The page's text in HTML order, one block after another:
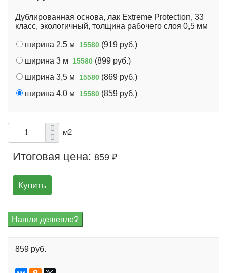
Дублированная основа, лак Extreme Protection, 33
класс, экологичный, толщина рабочего слоя 0,5 мм
ширина 2,5 м 15580 (919 руб.)
ширина 3 м
15580 (899 руб.)
ширина 3,5 м
15580 (869 руб.)
ширина 4,0 м
15580 (859 руб.)
м2
Итоговая цена: 859 ₽
Купить
859 руб.